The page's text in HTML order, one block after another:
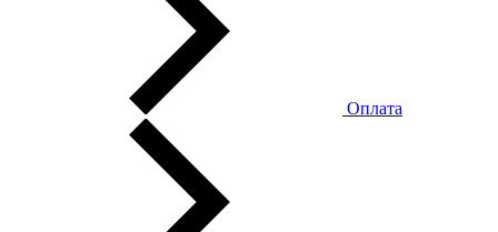
Оплата